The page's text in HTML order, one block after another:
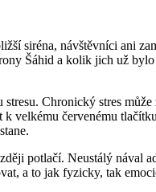
siréna, návštěvníci ani
Šáhid a kolik jich už
Chronický stres
červenému
potlačí. Neustálý nával
a to jak fyzicky, tak